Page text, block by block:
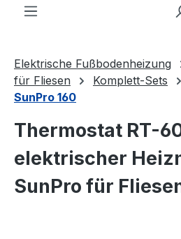
Elektrische Fußbodenheizung
für Fliesen
Komplett-Sets
SunPro 160
Thermostat RT-
elektrischer
SunPro für